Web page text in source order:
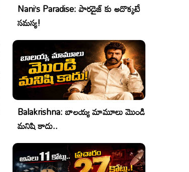
Nani’s Paradise: పారడైజ్ కు అదొక్కటే
సమస్య!
Balakrishna: బాలయ్య మామూలు మొండి
మనిషి కాదు..